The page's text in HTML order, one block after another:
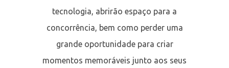
tecnologia, abrirão espaço para a
concorrência, bem como perder uma
grande oportunidade para criar
momentos memoráveis junto aos seus